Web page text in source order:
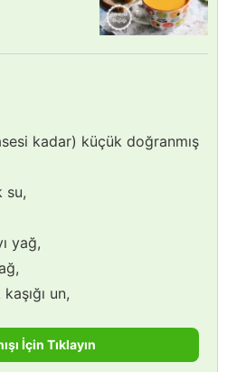
kadar) küçük doğranmış
su,
yağ,
un,
İçin Tıklayın